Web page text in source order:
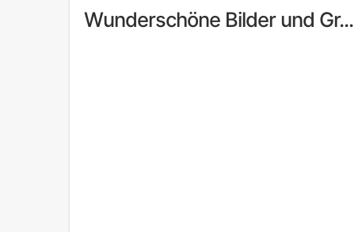
Wunderschöne Bilder und Gr...